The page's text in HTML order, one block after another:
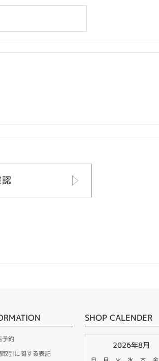
予約
取引に関する表記
SHOP CALENDER
2026年8月